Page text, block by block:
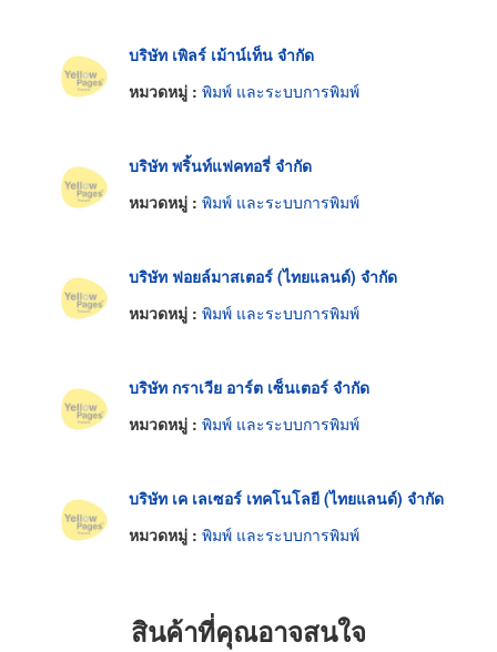
บริษัท เพิลร์ เม้าน์เท็น จำกัด
หมวดหมู่ : พิมพ์ และระบบการพิมพ์
บริษัท พริ้นท์แฟคทอรี่ จำกัด
หมวดหมู่ : พิมพ์ และระบบการพิมพ์
บริษัท ฟอยล์มาสเตอร์ (ไทยแลนด์) จำกัด
หมวดหมู่ : พิมพ์ และระบบการพิมพ์
บริษัท กราเวีย อาร์ต เซ็นเตอร์ จำกัด
หมวดหมู่ : พิมพ์ และระบบการพิมพ์
บริษัท เค เลเซอร์ เทคโนโลยี (ไทยแลนด์) จำกัด
หมวดหมู่ : พิมพ์ และระบบการพิมพ์
สินค้าที่คุณอาจสนใจ